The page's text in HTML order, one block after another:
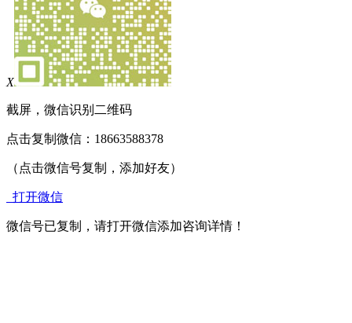
X
截屏，微信识别二维码
点击复制微信：18663588378
（点击微信号复制，添加好友）
打开微信
微信号已复制，请打开微信添加咨询详情！